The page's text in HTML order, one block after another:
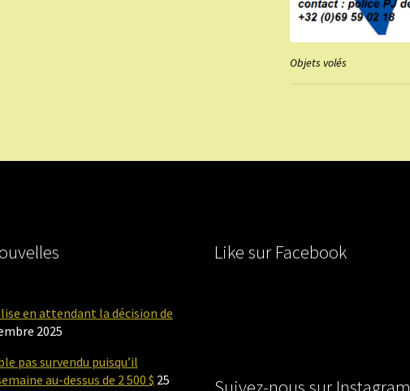
Objets volés
en attendant la décision de
2025
pas survendu puisqu’il
au-dessus de 2 500 $ 25
Like sur Facebook